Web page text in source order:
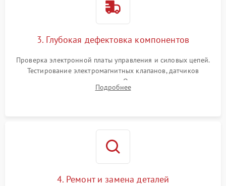
3. Глубокая дефектовка компонентов
Проверка электронной платы управления и силовых цепей.
Тестирование электромагнитных клапанов, датчиков
температуры и расходомера. Оценка степени износа
жерновов кофемолки, уплотнительных колец гидросистемы
Подробнее
4. Ремонт и замена деталей